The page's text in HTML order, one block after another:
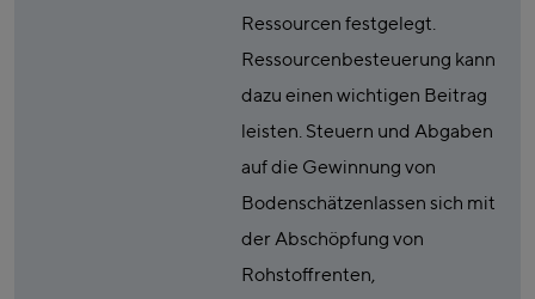
Ressourcen festgelegt.
Ressourcenbesteuerung kann
dazu einen wichtigen Beitrag
leisten. Steuern und Abgaben
auf die Gewinnung von
Bodenschätzenlassen sich mit
der Abschöpfung von
Rohstoffrenten,